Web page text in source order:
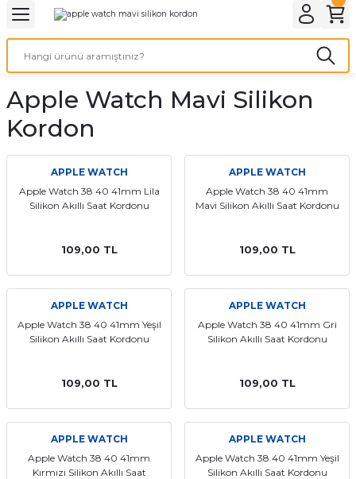
Geri Dön
& ELEKTİRİK AYDINLATMA & ELEKTRİK
AYDINLATMA
Geri Dön
ve Cihaz Pilleri
ÇEŞİTLERİ
Geri Dön
Geri Dön
Kordon Çeşitleri
kordonları
Apple Watch Mavi Silikon
Kordon
APPLE WATCH
Apple Watch 38 40 41mm Lila
Silikon Akıllı Saat Kordonu
109,00 TL
APPLE WATCH
Apple Watch 38 40 41mm
Mavi Silikon Akıllı Saat Kordonu
109,00 TL
APPLE WATCH
Apple Watch 38 40 41mm Yeşil
Silikon Akıllı Saat Kordonu
109,00 TL
APPLE WATCH
Apple Watch 38 40 41mm Gri
Silikon Akıllı Saat Kordonu
109,00 TL
APPLE WATCH
Apple Watch 38 40 41mm
Kırmızı Silikon Akıllı Saat
APPLE WATCH
Apple Watch 38 40 41mm Yeşil
Silikon Akıllı Saat Kordonu